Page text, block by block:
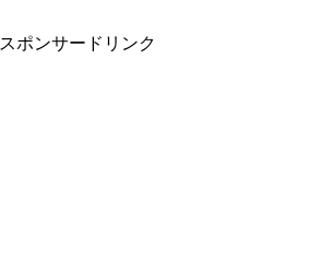
スポンサードリンク